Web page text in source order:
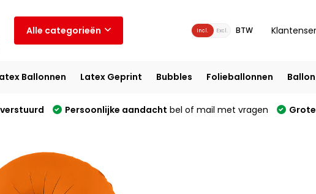
Alle categorieën Incl. Excl. BTW
Ballonnen Latex Geprint Bubbles Folieballonnen
Persoonlijke aandacht bel of mail met vragen